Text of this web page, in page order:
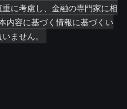
に考慮し、金融の専門家に相
内容に基づく情報に基づくい